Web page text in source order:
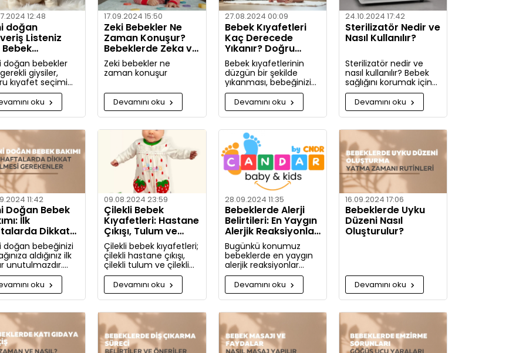
12:48
doğan
Listeniz
Bebek
Nelerdir?
doğan bebekler
giysiler,
kıyafet seçimi
zamanı
kapsamlı
ve tavsiyeler.
oku
17.09.2024 15:50
Zeki Bebekler Ne
Zaman Konuşur?
Bebeklerde Zeka ve
Dil Gelişimi
Zeki bebekler ne
zaman konuşur
Devamını oku
27.08.2024 00:09
Bebek Kıyafetleri
Kaç Derecede
Yıkanır? Doğru
Yöntemler
Bebek kıyafetlerinin
düzgün bir şekilde
yıkanması, bebeğinizin
hassas cildini korumak
için oldukça önemlidir.
Bu rehberde, bebek
giysilerinizi nasıl ve
hangi koşullarda
yıkamanız gerektiği
hakkında detaylı bilgiler
bulacaksınız.
Devamını oku
24.10.2024 17:42
Sterilizatör Nedir ve
Nasıl Kullanılır?
Sterilizatör nedir ve
nasıl kullanılır? Bebek
sağlığını korumak için
hijyenin önemini
keşfedin. Buharlı ve UV
sterilizatörlerle
mikroplara karşı tam
koruma!
Devamını oku
11:42
Doğan Bebek
İlk
Dikkat
Gerekenler
doğan bebeğinizi
aldığınız ilk
unutulmazdır.
doğan bebek
dikkat
gerekenler:
oku
09.08.2024 23:59
Çilekli Bebek
Kıyafetleri: Hastane
Çıkışı, Tulum ve
Takım Seçenekleri
Çilekli bebek kıyafetleri;
çilekli hastane çıkışı,
çilekli tulum ve çilekli
takım gibi seçeneklerle
bebeğinize tatlılık
katıyor. Kız ve erkek
bebekler için özel
tasarlanmış, organik
pamuktan üretilmiş şık
ve rahat kıyafetleri
keşfedin.
Devamını oku
28.09.2024 11:35
Bebeklerde Alerji
Belirtileri: En Yaygın
Alerjik Reaksiyonlar
ve Önlemleri
Bugünkü konumuz
bebeklerde en yaygın
alerjik reaksiyonlar
nelerdir ve alerjiye karşı
nasıl önlem alınabilir?
Artık alerjiye karşı daha
bilgili olacaksınız!
Devamını oku
16.09.2024 17:06
Bebeklerde Uyku
Düzeni Nasıl
Oluşturulur?
Devamını oku